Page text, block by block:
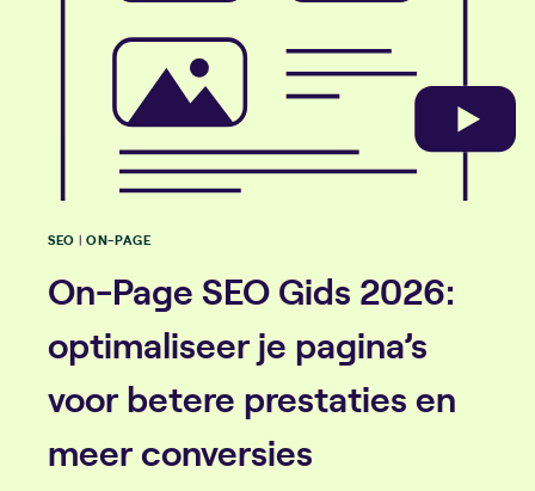
WEBSHOP
LATEN
GROEIEN
SEO |ON-PAGE
On-Page SEO Gids 2026:
optimaliseer je pagina’s
voor betere prestaties en
meer conversies